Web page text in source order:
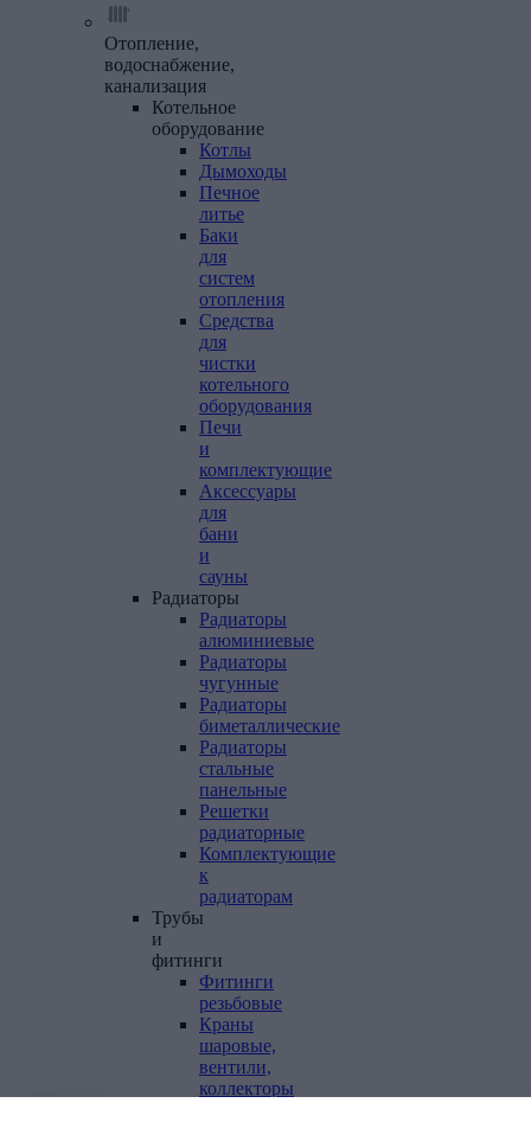
Отопление,
водоснабжение,
канализация
Котельное
оборудование
Котлы
Дымоходы
Печное
литье
Баки
для
систем
отопления
Средства
для
чистки
котельного
оборудования
Печи
и
комплектующие
Аксессуары
для
бани
и
сауны
Радиаторы
Радиаторы
алюминиевые
Радиаторы
чугунные
Радиаторы
биметаллические
Радиаторы
стальные
панельные
Решетки
радиаторные
Комплектующие
к
радиаторам
Трубы
и
фитинги
Фитинги
резьбовые
Краны
шаровые,
вентили,
коллекторы